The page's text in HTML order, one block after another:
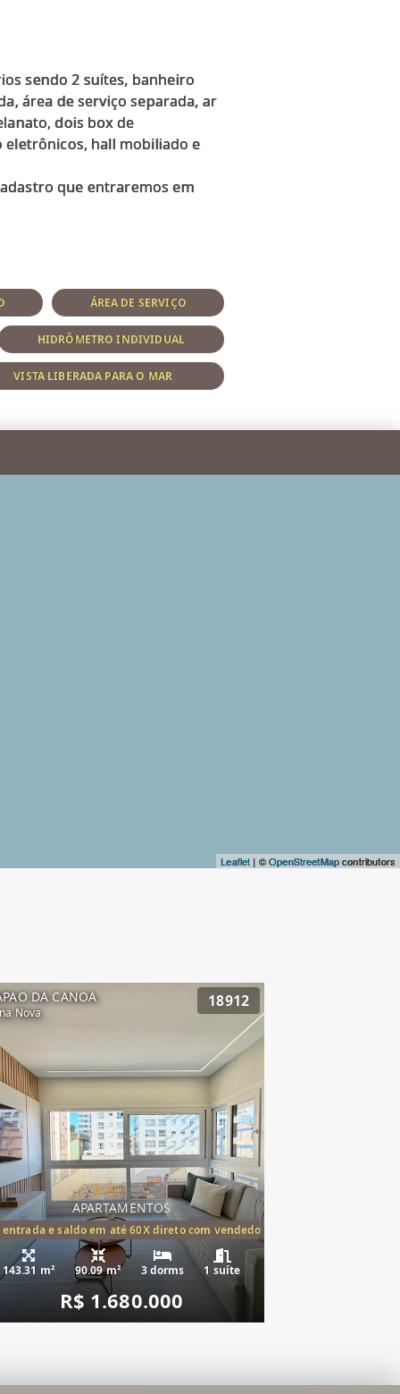
sendo 2 suítes, banheiro
área de serviço separada, ar
dois box de
hall mobiliado e
que entraremos em
ÁREA DE SERVIÇO
HIDRÔMETRO INDIVIDUAL
VISTA LIBERADA PARA O MAR
Leaflet | ©OpenStreetMapcontributors
DA CANOA
Nova
18912
APARTAMENTOS
entrada e saldo em até 60X direto com vendedor
143.31 m² 90.09 m² 3 dorms 1 suíte
R$ 1.680.000